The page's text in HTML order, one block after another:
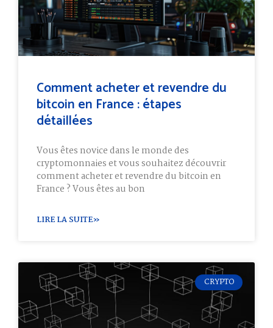
Comment acheter et revendre du
bitcoin en France : étapes
détaillées
Vous êtes novice dans le monde des
cryptomonnaies et vous souhaitez découvrir
comment acheter et revendre du bitcoin en
France ? Vous êtes au bon
LIRE LA SUITE»
CRYPTO